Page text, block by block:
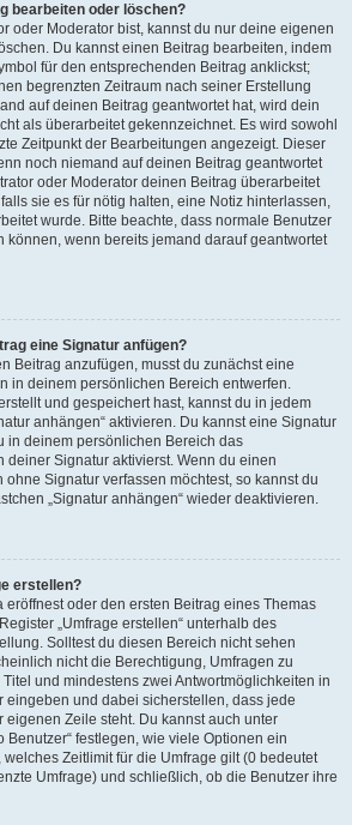
bearbeiten oder löschen?
oder Moderator bist, kannst du nur deine eigenen
Du kannst einen Beitrag bearbeiten, indem
für den entsprechenden Beitrag anklickst;
begrenzten Zeitraum nach seiner Erstellung
auf deinen Beitrag geantwortet hat, wird dein
als überarbeitet gekennzeichnet. Es wird sowohl
Zeitpunkt der Bearbeitungen angezeigt. Dieser
noch niemand auf deinen Beitrag geantwortet
oder Moderator deinen Beitrag überarbeitet
sie es für nötig halten, eine Notiz hinterlassen,
wurde. Bitte beachte, dass normale Benutzer
können, wenn bereits jemand darauf geantwortet
eine Signatur anfügen?
Beitrag anzufügen, musst du zunächst eine
in deinem persönlichen Bereich entwerfen.
und gespeichert hast, kannst du in jedem
anhängen“ aktivieren. Du kannst eine Signatur
in deinem persönlichen Bereich das
deiner Signatur aktivierst. Wenn du einen
Signatur verfassen möchtest, so kannst du
„Signatur anhängen“ wieder deaktivieren.
erstellen?
eröffnest oder den ersten Beitrag eines Themas
„Umfrage erstellen“ unterhalb des
Solltest du diesen Bereich nicht sehen
nicht die Berechtigung, Umfragen zu
und mindestens zwei Antwortmöglichkeiten in
eingeben und dabei sicherstellen, dass jede
eigenen Zeile steht. Du kannst auch unter
Benutzer“ festlegen, wie viele Optionen ein
Zeitlimit für die Umfrage gilt (0 bedeutet
Umfrage) und schließlich, ob die Benutzer ihre